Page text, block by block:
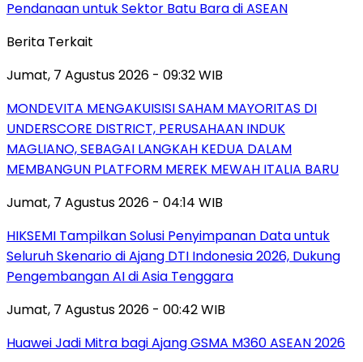
Pendanaan untuk Sektor Batu Bara di ASEAN
Berita Terkait
Jumat, 7 Agustus 2026 - 09:32 WIB
MONDEVITA MENGAKUISISI SAHAM MAYORITAS DI
UNDERSCORE DISTRICT, PERUSAHAAN INDUK
MAGLIANO, SEBAGAI LANGKAH KEDUA DALAM
MEMBANGUN PLATFORM MEREK MEWAH ITALIA BARU
Jumat, 7 Agustus 2026 - 04:14 WIB
HIKSEMI Tampilkan Solusi Penyimpanan Data untuk
Seluruh Skenario di Ajang DTI Indonesia 2026, Dukung
Pengembangan AI di Asia Tenggara
Jumat, 7 Agustus 2026 - 00:42 WIB
Huawei Jadi Mitra bagi Ajang GSMA M360 ASEAN 2026